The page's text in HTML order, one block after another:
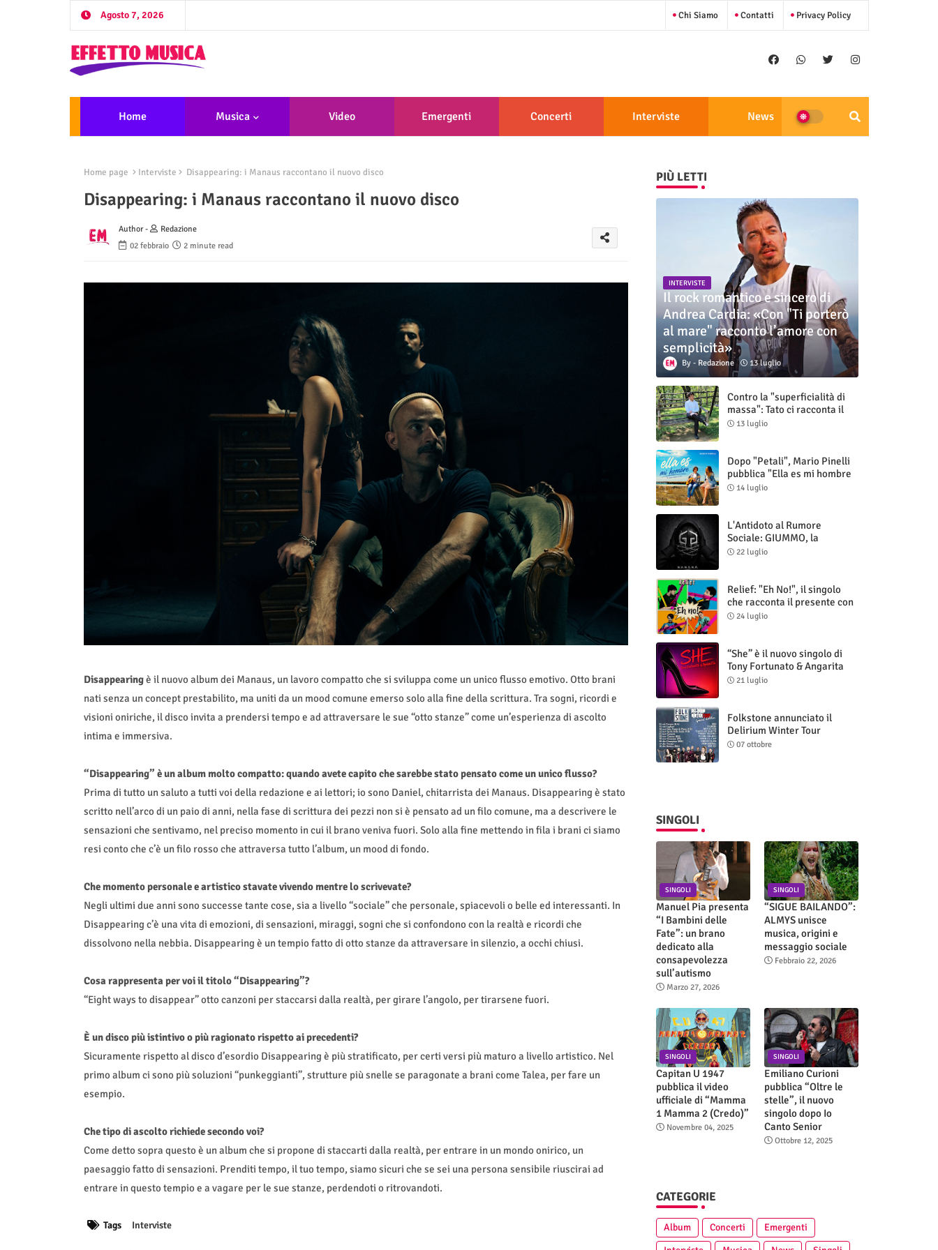
Agosto 7, 2026 Chi Siamo Contatti Privacy Policy
Home Musica Video Emergenti Concerti Interviste News
Home page Interviste Disappearing: i Manaus raccontano il nuovo disco
Disappearing: i Manaus raccontano il nuovo disco
Author -
Redazione
02 febbraio
2 minute read
Disappearingè il nuovo album dei Manaus, un lavoro compatto che si sviluppa come un unico flusso emotivo. Otto brani
nati senza un concept prestabilito, ma uniti da un mood comune emerso solo alla fine della scrittura. Tra sogni, ricordi e
visioni oniriche, il disco invita a prendersi tempo e ad attraversare le sue “otto stanze” come un’esperienza di ascolto
intima e immersiva.
“Disappearing” è un album molto compatto: quando avete capito che sarebbe stato pensato come un unico flusso?
Prima di tutto un saluto a tutti voi della redazione e ai lettori; io sono Daniel, chitarrista dei Manaus. Disappearing è stato
scritto nell’arco di un paio di anni, nella fase di scrittura dei pezzi non si è pensato ad un filo comune, ma a descrivere le
sensazioni che sentivamo, nel preciso momento in cui il brano veniva fuori. Solo alla fine mettendo in fila i brani ci siamo
resi conto che c’è un filo rosso che attraversa tutto l’album, un mood di fondo.
Che momento personale e artistico stavate vivendo mentre lo scrivevate?
Negli ultimi due anni sono successe tante cose, sia a livello “sociale” che personale, spiacevoli o belle ed interessanti. In
Disappearing c’è una vita di emozioni, di sensazioni, miraggi, sogni che si confondono con la realtà e ricordi che
dissolvono nella nebbia. Disappearing è un tempio fatto di otto stanze da attraversare in silenzio, a occhi chiusi.
Cosa rappresenta per voi il titolo “Disappearing”?
“Eight ways to disappear” otto canzoni per staccarsi dalla realtà, per girare l’angolo, per tirarsene fuori.
È un disco più istintivo o più ragionato rispetto ai precedenti?
Sicuramente rispetto al disco d’esordio Disappearing è più stratificato, per certi versi più maturo a livello artistico. Nel
primo album ci sono più soluzioni “punkeggianti”, strutture più snelle se paragonate a brani come Talea, per fare un
esempio.
Che tipo di ascolto richiede secondo voi?
Come detto sopra questo è un album che si propone di staccarti dalla realtà, per entrare in un mondo onirico, un
paesaggio fatto di sensazioni. Prenditi tempo, il tuo tempo, siamo sicuri che se sei una persona sensibile riuscirai ad
entrare in questo tempio e a vagare per le sue stanze, perdendoti o ritrovandoti.
Tags Interviste
PIÙ LETTI
INTERVISTE
Il rock romantico e sincero di
Andrea Cardia: «Con "Ti porterò
al mare" racconto l’amore con
semplicità»
Redazione 13 luglio
Contro la "superficialità di
massa": Tato ci racconta il
nuovo singolo "Vuoti digitali"
13 luglio
Dopo "Petali", Mario Pinelli
pubblica "Ella es mi hombre
(Il mio uomo è lei)"
14 luglio
L'Antidoto al Rumore
Sociale: GIUMMO, la
Maschera e la Cruda Verità
22 luglio
Relief: "Eh No!", il singolo
che racconta il presente con
ironia e autenticità
24 luglio
“She” è il nuovo singolo di
Tony Fortunato & Angarita
21 luglio
Folkstone annunciato il
Delirium Winter Tour
(Special Edition)
07 ottobre
SINGOLI
SINGOLI
Manuel Pia presenta
“I Bambini delle
Fate”: un brano
dedicato alla
consapevolezza
sull’autismo
Marzo 27, 2026
SINGOLI
“SIGUE BAILANDO”:
ALMYS unisce
musica, origini e
messaggio sociale
Febbraio 22, 2026
SINGOLI
Capitan U 1947
pubblica il video
ufficiale di “Mamma
1 Mamma 2 (Credo)”
Novembre 04, 2025
SINGOLI
Emiliano Curioni
pubblica “Oltre le
stelle”, il nuovo
singolo dopo Io
Canto Senior
Ottobre 12, 2025
CATEGORIE
Album Concerti
Emergenti